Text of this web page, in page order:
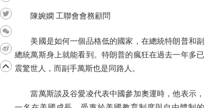
陳婉嫻 工聯會會務顧問
美國是如何一個品格低的國家，在總統特朗普和副
總統萬斯身上就能看到。特朗普的瘋狂在過去一年多已
震驚世人，而副手萬斯也是同路人。
當萬斯談及谷愛凌代表中國參加奧運時，他表示，